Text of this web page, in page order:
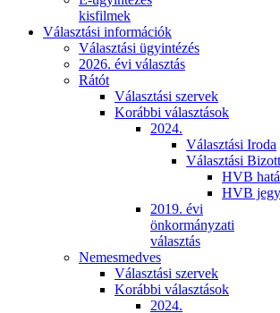
kisfilmek
Választási információk
Választási ügyintézés
2026. évi választás
Rátót
Választási szervek
Korábbi választások
2024.
Választási Iroda
Választási
HVB
HVB
2019. évi
önkormányzati
választás
Nemesmedves
Választási szervek
Korábbi választások
2024.